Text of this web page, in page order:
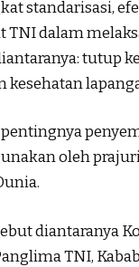
standarisasi,
dalam
tutup
kesehatan
oleh
diantaranya
TNI,